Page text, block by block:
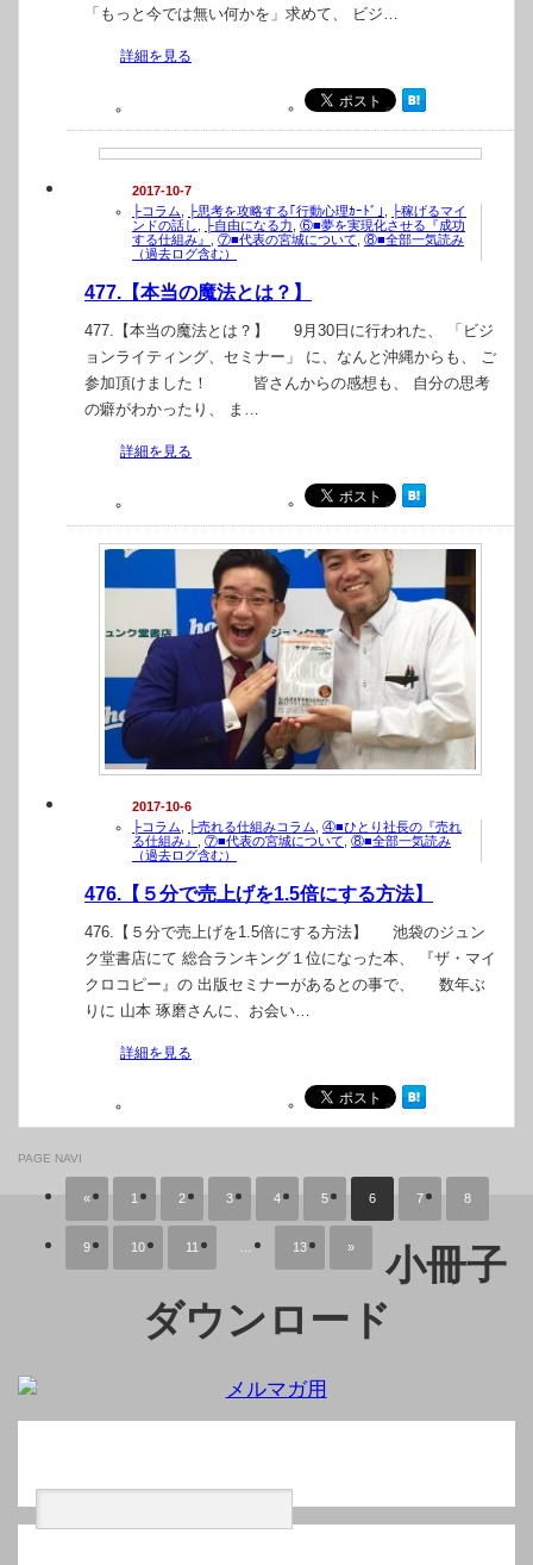
「もっと今では無い何かを」求めて、 ビジ…
詳細を見る
2017-10-7
├コラム
├思考を攻略する｢行動心理ｶｰﾄﾞ｣
├稼げるマイ
ンドの話し
├自由になる力 ⑥■夢を実現化させる『成功
する仕組み』
⑦■代表の宮城について ⑧■全部一気読み
（過去ログ含む）
477.【本当の魔法とは？】
477.【本当の魔法とは？】 9月30日に行われた、 「ビジ
ョンライティング、セミナー」 に、なんと沖縄からも、 ご
参加頂けました！ 皆さんからの感想も、 自分の思考
の癖がわかったり、 ま…
詳細を見る
2017-10-6
├コラム
├売れる仕組みコラム ④■ひとり社長の『売れ
る仕組み』
⑦■代表の宮城について ⑧■全部一気読み
（過去ログ含む）
476.【５分で売上げを1.5倍にする方法】
476.【５分で売上げを1.5倍にする方法】 池袋のジュン
ク堂書店にて 総合ランキング１位になった本、 『ザ・マイ
クロコピー』の 出版セミナーがあるとの事で、 数年ぶ
りに 山本 琢磨さんに、お会い…
詳細を見る
PAGE NAVI
« 1 2 3 4 5 6 7 8
9 10 11 13 »
小冊子
ダウンロード